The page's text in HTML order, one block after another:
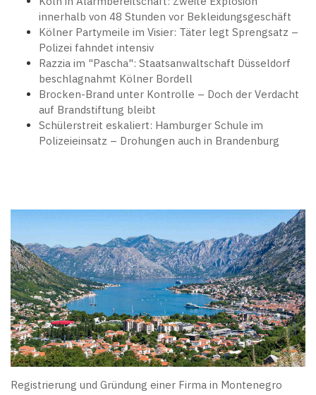
innerhalb von 48 Stunden vor Bekleidungsgeschäft
Kölner Partymeile im Visier: Täter legt Sprengsatz –
Polizei fahndet intensiv
Razzia im "Pascha": Staatsanwaltschaft Düsseldorf
beschlagnahmt Kölner Bordell
Brocken-Brand unter Kontrolle – Doch der Verdacht
auf Brandstiftung bleibt
Schülerstreit eskaliert: Hamburger Schule im
Polizeieinsatz – Drohungen auch in Brandenburg
Registrierung und Gründung einer Firma in Montenegro